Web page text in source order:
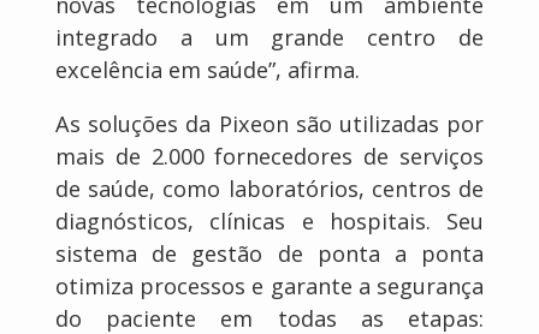
integrado a um grande centro de
excelência em saúde”, afirma.
As soluções da Pixeon são utilizadas por
mais de 2.000 fornecedores de serviços
de saúde, como laboratórios, centros de
diagnósticos, clínicas e hospitais. Seu
sistema de gestão de ponta a ponta
otimiza processos e garante a segurança
do paciente em todas as etapas: